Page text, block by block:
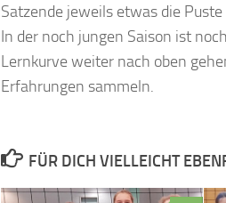
Satzende jeweils etwas die
In der noch jungen Saison ist
Lernkurve weiter nach oben
Erfahrungen sammeln.
FÜR DICH VIELLEICHT